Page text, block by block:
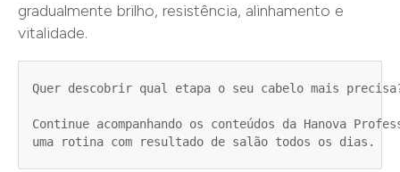
gradualmente brilho, resistência, alinhamento e
vitalidade.
Quer descobrir qual etapa o seu cabelo mais
Continue acompanhando os conteúdos da Hanova
uma rotina com resultado de salão todos os dias.